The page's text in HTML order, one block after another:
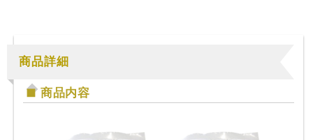
商品詳細
商品内容